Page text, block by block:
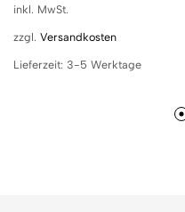
inkl. MwSt.
zzgl. Versandkosten
Lieferzeit: 3-5 Werktage